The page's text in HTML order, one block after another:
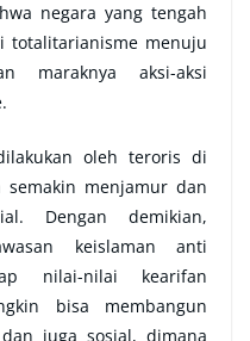
negara yang tengah
totalitarianisme menuju
maraknya aksi-aksi
oleh teroris di
menjamur dan
Dengan demikian,
keislaman anti
nilai-nilai kearifan
bisa membangun
juga sosial, dimana